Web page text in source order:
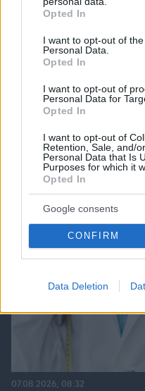
grant or deny consent to
use your data for below
consent section.
Opted In
I want to opt-out of
Personal Data.
Opted In
I want to opt-out of
Personal Data for
Opted In
I want to opt-out of
Retention, Sale, and/
Personal Data that Is
Purposes for which it
Opted In
Google consents
CONFIRM
Data Deletion
ΔΕΙΤΕ ΟΛΑ ΤΑ GAMES
Best of Network
07.08.2026, 08:32